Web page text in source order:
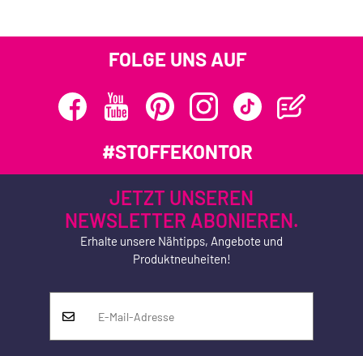
FOLGE UNS AUF
#STOFFEKONTOR
JETZT UNSEREN
NEWSLETTER ABONIEREN.
Erhalte unsere Nähtipps, Angebote und
Produktneuheiten!